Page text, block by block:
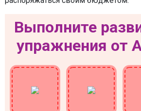
Выполните
упражнения от